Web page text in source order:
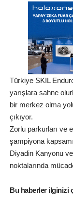
Türkiye SKIL
yarışlara sahne
bir merkez olma
çıkıyor.
Zorlu parkurları ve
şampiyona
Diyadin Kanyonu
noktalarında
Bu haberler ilginizi